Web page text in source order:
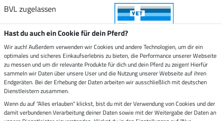
BVL zugelassen
Zustellung durch
Sicher bezahlen mit
Hast du auch ein Cookie für dein Pferd?
Wir auch! Außerdem verwenden wir Cookies und andere Technologien, um dir ein
optimales und sicheres Einkaufserlebnis zu bieten, die Performance unserer Webseite
zu messen und um dir relevante Produkte für dich und dein Pferd zu zeigen! Hierfür
sammeln wir Daten über unsere User und die Nutzung unserer Webseite auf ihren
Endgeräten. Bei der Erhebung der Daten arbeiten wir ausschließlich mit deutschen
Dienstleistern zusammen.
Wenn du auf "Alles erlauben" klickst, bist du mit der Verwendung von Cookies und der
damit verbundenen Verarbeitung deiner Daten sowie mit der Weitergabe der Daten an